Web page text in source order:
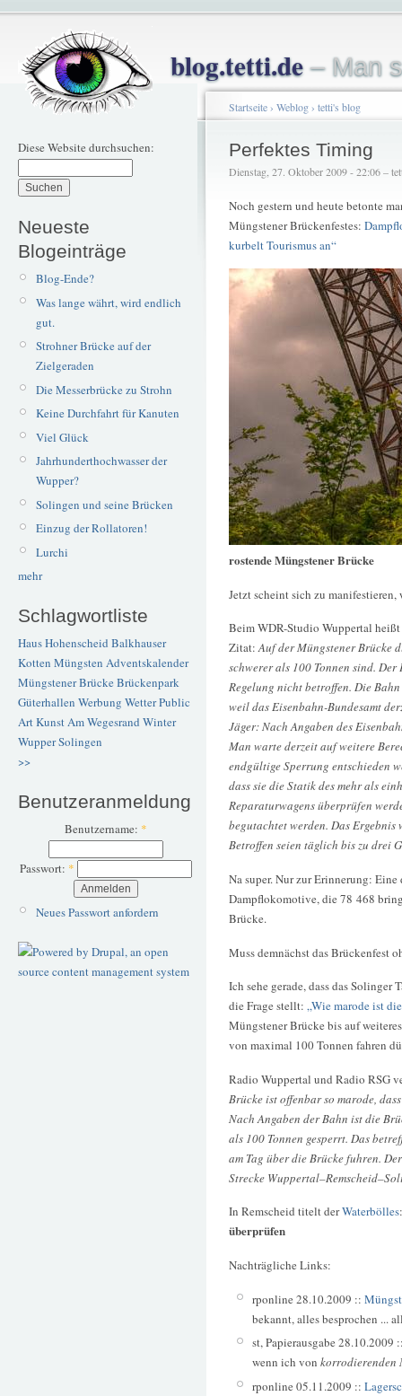
blog.tetti.de– Man
Diese Website durchsuchen:
Neueste
Blogeinträge
Blog-Ende?
Was lange währt, wird endlich
gut.
Strohner Brücke auf der
Zielgeraden
Die Messerbrücke zu Strohn
Keine Durchfahrt für Kanuten
Viel Glück
Jahrhunderthochwasser der
Wupper?
Solingen und seine Brücken
Einzug der Rollatoren!
Lurchi
mehr
Schlagwortliste
Haus Hohenscheid Balkhauser
Kotten Müngsten Adventskalender
Müngstener BrückeBrückenpark
Güterhallen Werbung WetterPublic
ArtKunstAm Wegesrand Winter
WupperSolingen
>>
Benutzeranmeldung
Benutzername: *
Passwort: *
Neues Passwort anfordern
Startseite› Weblog› tetti's blog
Perfektes Timing
Dienstag, 27. Oktober 2009 - 22:06 –
Noch gestern und heute betonte
Müngstener Brückenfestes:
kurbelt Tourismus an“
rostende Müngstener Brücke
Jetzt scheint sich zu manifestieren,
Beim WDR-Studio Wuppertal
Zitat:Auf der Müngstener Brücke
schwerer als 100 Tonnen sind.
Regelung nicht betroffen. Die
weil das Eisenbahn-Bundesamt
Jäger: Nach Angaben des
Man warte derzeit auf weitere
endgültige Sperrung entschieden
dass sie die Statik des mehr als
Reparaturwagens überprüfen
begutachtet werden. Das Ergebnis
Betroffen seien täglich bis zu drei
Na super. Nur zur Erinnerung:
Dampflokomotive, die 78 468
Brücke.
Muss demnächst das Brückenfest
Ich sehe gerade, dass das
die Frage stellt: „Wie marode ist
Müngstener Brücke bis auf
von maximal 100 Tonnen fahren
Radio Wuppertal und Radio RSG
Brücke ist offenbar so marode,
Nach Angaben der Bahn ist die
als 100 Tonnen gesperrt. Das
am Tag über die Brücke fuhren.
Strecke
In Remscheid titelt derWaterbölles
überprüfen
Nachträgliche Links:
rponline 28.10.2009 ::
bekannt, alles besprochen ...
st, Papierausgabe 28.10.2009
wenn ich von korrodierenden
rponline 05.11.2009 ::